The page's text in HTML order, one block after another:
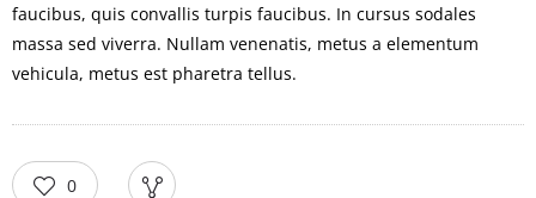
faucibus, quis convallis turpis faucibus. In cursus sodales
massa sed viverra. Nullam venenatis, metus a elementum
vehicula, metus est pharetra tellus.
0